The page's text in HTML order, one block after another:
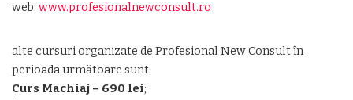
web: www.profesionalnewconsult.ro
alte cursuri organizate de Profesional New Consult în
perioada următoare sunt:
Curs Machiaj – 690 lei;